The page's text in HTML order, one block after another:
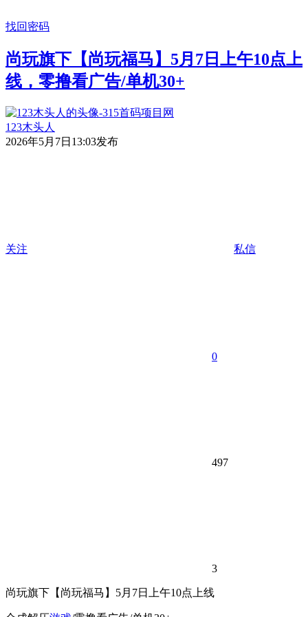
找回密码
尚玩旗下【尚玩福马】5月7日上午10点上
线，零撸看广告/单机30+
123木头人
2026年5月7日13:03发布
关注 私信
0
497
3
尚玩旗下【尚玩福马】5月7日上午10点上线